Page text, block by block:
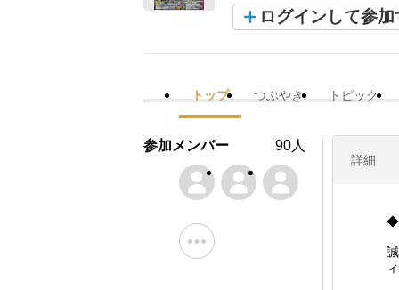
ログインして参加
トップ つぶやき トピック
詳細
参加メンバー 90人